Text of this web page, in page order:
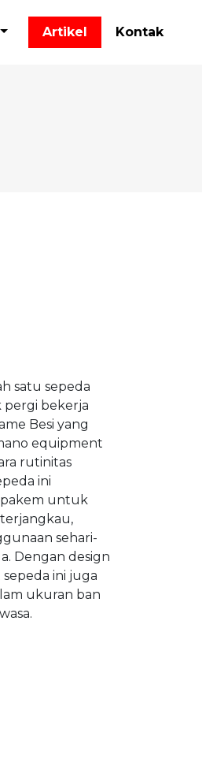
Artikel Kontak
satu sepeda
pergi bekerja
Besi yang
equipment
rutinitas
ini
untuk
sehari-
Dengan design
ini juga
ukuran ban